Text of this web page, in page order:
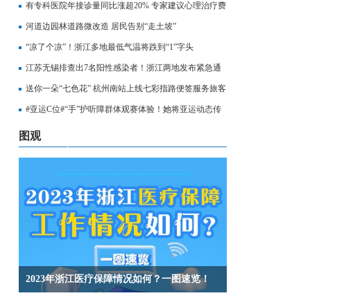
有专科医院年接诊量同比涨超20% 专家建议心理治疗费
用纳入医保
河道边园林道路微改造 居民告别“走土坡”
“凉了个凉”！浙江多地最低气温将跌到“1”字头
江苏无锡排查出7名阳性感染者！浙江两地发布紧急通
知，相关人员请立即报备
送你一朵“七色花” 杭州南站上线七彩指路便签服务旅客
出行
#亚运C位#“手”护听障群体观赛体验！她将亚运动态传
至无声世界
图观
2023年浙江医疗保障情况如何？一图速览！